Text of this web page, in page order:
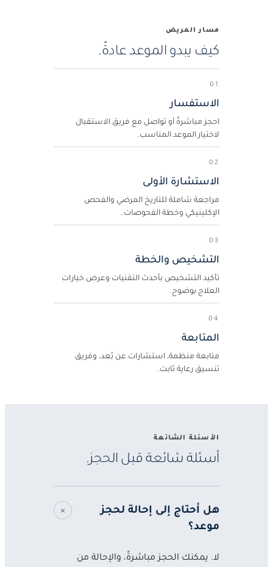
مسار المريض
كيف يبدو الموعد عادةً.
الاستفسار
احجز مباشرةً أو تواصل مع فريق الاستقبال
لاختيار الموعد المناسب.
الاستشارة الأولى
مراجعة شاملة للتاريخ المرضي والفحص
الإكلينيكي وخطة الفحوصات.
التشخيص والخطة
تأكيد التشخيص بأحدث التقنيات وعرض خيارات
العلاج بوضوح.
المتابعة
متابعة منظمة، استشارات عن بُعد، وفريق
تنسيق رعاية ثابت.
الأسئلة الشائعة
أسئلة شائعة قبل الحجز.
هل أحتاج إلى إحالة لحجز
موعد؟
لا. يمكنك الحجز مباشرةً، والإحالة من